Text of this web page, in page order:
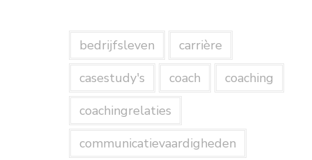
bedrijfsleven
carrière
casestudy's
coach
coaching
coachingrelaties
communicatievaardigheden